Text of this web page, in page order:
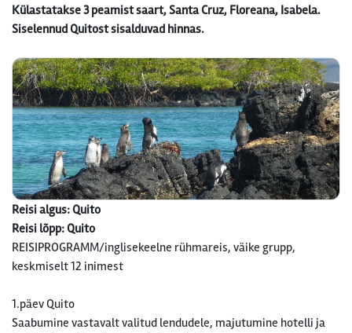
Külastatakse 3 peamist saart, Santa Cruz, Floreana, Isabela.
Siselennud Quitost sisalduvad hinnas.
Reisi algus: Quito
Reisi lõpp: Quito
REISIPROGRAMM/inglisekeelne rühmareis, väike grupp,
keskmiselt 12 inimest
1.päev Quito
Saabumine vastavalt valitud lendudele, majutumine hotelli ja